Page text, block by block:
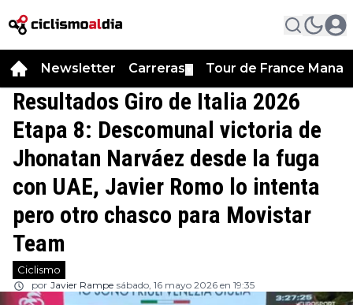
Newsletter Carreras Tour de France
Resultados Giro de Italia 2026
Etapa 8: Descomunal victoria de
Jhonatan Narváez desde la fuga
con UAE, Javier Romo lo intenta
pero otro chasco para Movistar
Team
Ciclismo
por Javier Rampe sábado, 16 mayo 2026 en 19:35